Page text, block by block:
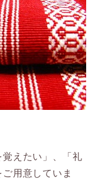
覚えたい」、「礼
用意していま